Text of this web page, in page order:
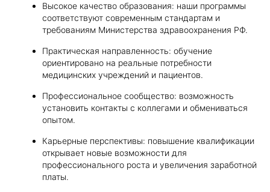
Высокое качество образования: наши программы
соответствуют современным стандартам и
требованиям Министерства здравоохранения РФ.
Практическая направленность: обучение
ориентировано на реальные потребности
медицинских учреждений и пациентов.
Профессиональное сообщество: возможность
установить контакты с коллегами и обмениваться
опытом.
Карьерные перспективы: повышение квалификации
открывает новые возможности для
профессионального роста и увеличения заработной
платы.